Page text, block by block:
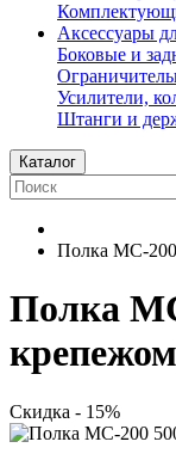
Аксессуары
Боковые и
Усилители,
Штанги и
Каталог
Полка МС-200
Полка
Скидка - 15%